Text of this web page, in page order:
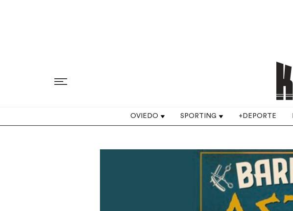
Top navigation
OVIEDO SPORTING +DEPORTE